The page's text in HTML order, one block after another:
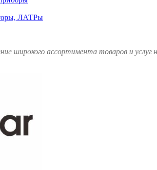
ЛАТРы
широкого ассортимента товаров и услуг